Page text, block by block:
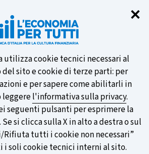
✕
utilizza cookie tecnici necessari al
sito e cookie di terze parti: per
e per sapere come abilitarli in
l'informativa sulla privacy.
seguenti pulsanti per esprimere la
si clicca sulla X in alto a destra o sul
Rifiuta tutti i cookie non necessari”
i soli cookie tecnici interni al sito.
della BCE
e vota la tua
SCOPRI DI PIÙ